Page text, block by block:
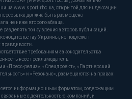
на www.sport.rbc.ua, открытой для индексации
должна быть размещена
не ниже второго абзаца.
разделять точку зрения авторов публикаций.
Украины, не подлежат
требованиям законодательства
несет рекламодатель.
«Пресс-релиз», «Спецпроект», «Партнерский
и «Резонанс», размещаются на правах
информационным форматом, содержащим
с деятельностью компаний, и